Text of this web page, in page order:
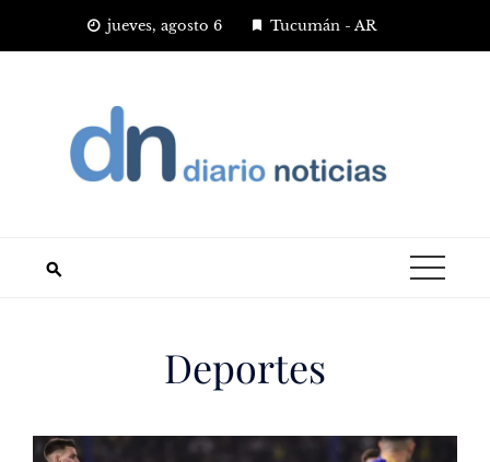
jueves, agosto 6 Tucumán - AR
Deportes